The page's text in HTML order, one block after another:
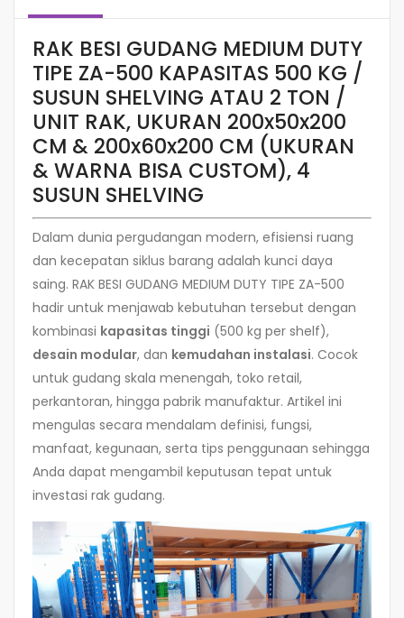
RAK BESI GUDANG MEDIUM DUTY
TIPE ZA-500 KAPASITAS 500 KG /
SUSUN SHELVING ATAU 2 TON /
UNIT RAK, UKURAN 200x50x200
CM & 200x60x200 CM (UKURAN
& WARNA BISA CUSTOM), 4
SUSUN SHELVING
Dalam dunia pergudangan modern, efisiensi ruang
dan kecepatan siklus barang adalah kunci daya
saing. RAK BESI GUDANG MEDIUM DUTY TIPE ZA-500
hadir untuk menjawab kebutuhan tersebut dengan
kombinasi kapasitas tinggi (500 kg per shelf),
desain modular, dan kemudahan instalasi. Cocok
untuk gudang skala menengah, toko retail,
perkantoran, hingga pabrik manufaktur. Artikel ini
mengulas secara mendalam definisi, fungsi,
manfaat, kegunaan, serta tips penggunaan sehingga
Anda dapat mengambil keputusan tepat untuk
investasi rak gudang.